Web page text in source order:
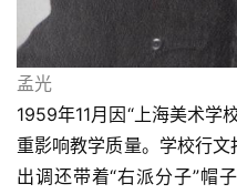
孟光
1959年11月因“上海美术学
重影响教学质量。学校行
出调还带着“右派分子”帽